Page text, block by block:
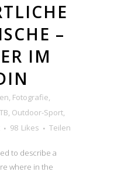
–
IM
, Fotografie,
, Outdoor-Sport,
98 Likes Teilen
to describe a
where in the